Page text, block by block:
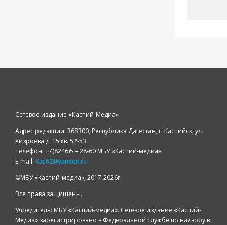
Сетевое издание «Каспий-Медиа»
Адрес редакции: 368300, Республика Дагестан, г. Каспийск, ул.
Хизроева д. 15 кв. 52-53
Телефон: +7(8246)5 – 28-60 МБУ «Каспий-медиа»
E-mail: Kas62@yandex.ru
©️МБУ «Каспий-медиа», 2017-2026г.
Все права защищены.
Учредитель: МБУ «Каспий-медиа». Сетевое издание «Каспий-
Медиа» зарегистрировано в Федеральной службе по надзору в